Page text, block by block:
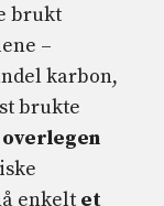
brukt
–
karbon,
brukte
enkelt et